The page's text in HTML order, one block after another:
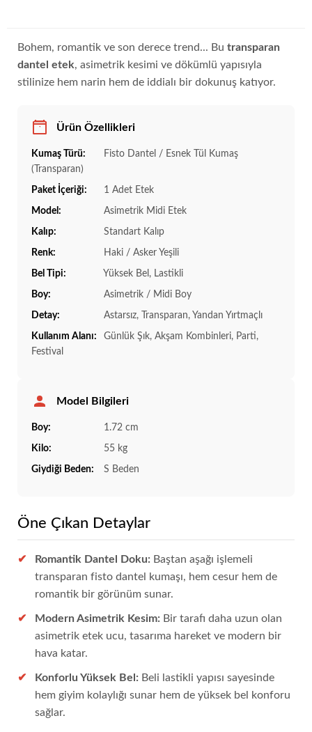
Bohem, romantik ve son derece trend... Bu transparan
dantel etek, asimetrik kesimi ve dökümlü yapısıyla
stilinize hem narin hem de iddialı bir dokunuş katıyor.
Ürün Özellikleri
Kumaş Türü:
Fisto Dantel / Esnek Tül Kumaş
(Transparan)
Paket İçeriği: 1 Adet Etek
Model: Asimetrik Midi Etek
Kalıp: Standart Kalıp
Renk: Haki / Asker Yeşili
Bel Tipi: Yüksek Bel, Lastikli
Boy: Asimetrik / Midi Boy
Detay: Astarsız, Transparan, Yandan Yırtmaçlı
Kullanım Alanı:
Günlük Şık, Akşam Kombinleri, Parti,
Festival
Model Bilgileri
Boy: 1.72 cm
Kilo: 55 kg
Giydiği Beden: S Beden
Öne Çıkan Detaylar
Romantik Dantel Doku: Baştan aşağı işlemeli
transparan fisto dantel kumaşı, hem cesur hem de
romantik bir görünüm sunar.
Modern Asimetrik Kesim: Bir tarafı daha uzun olan
asimetrik etek ucu, tasarıma hareket ve modern bir
hava katar.
Konforlu Yüksek Bel: Beli lastikli yapısı sayesinde
hem giyim kolaylığı sunar hem de yüksek bel konforu
sağlar.